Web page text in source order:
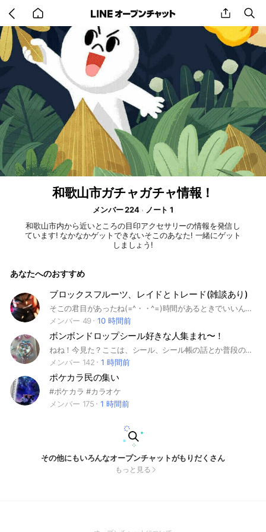
back
to
home
share
和歌山市ガチャガチャ情報！
メンバー 224
ノート 1
和歌山市内から近いところの目印アクセサリーの情報を発信し
ています! なかなかゲットできないそこのあなた! 一緒にゲット
しましょう!
あなたへのおすすめ
ブロックスフルーツ、レイドとトレード(雑談あり)
そこの君目があったね(=^・・^=)時間があるときでいいんだ、ぜひ見ていってくれないか、、、 まあ あまり面白くなさそうだなと思ったのなら遠慮せず違うグループ二でも行ってくれ あと言い忘れていたがここのオプチャは敬語は使わなくていいぞもちろん主のこともいじってもいいんだぜ さてここのオプチャは名前の通りトレードやノーマルレイドを中心とした活動が元になっているんだ…まあ それだけさ 次にルール説明だ ルールは下に書いておく ____________________________________ ルールその1 他人の嫌がる言葉を言わない つまりは下ネタを言い続けたりあとー暴言を言い続ける行為が主に入るから期おつけてくれよな ルールその2 足抜けをしない まあ…みんなしってるよな万が一のことに備えて一応説明しておこう足抜けは名の通り入ってすぐ抜ける一種の荒しだ(ただ理由があるなら話は別だ) ルールその3 人のことを長い期間いじめ続ける 絶対にないと信じたいのだがやめてくれよ〜一応BANの対象になっているからな ルールその4 荒をしない 荒系は基本的にBANだから気を付けてくれ ｰｰｰｰｰｰｰｰｰｰｰｰｰｰｰｰｰｰｰｰｰｰｰｰｰｰｰｰｰｰｰｰ 以上が基本的なルールだ ここで終わる前に一応主の紹介だけしておこう ここで主こと紹介したいと思うそれとここではトゲマルじゃなくて主と呼ばせていただくな主はスマホ勢のクソ雑魚ナメクジ陰キャなもんでめったに喋らないことが多々あるんだだからみんなには暖かい目で見守ってくれ さてやっとラストだここまで見ている君すっ飛ばしてきたのかいそれともしっかりと読んできてくれたのかいまあどちらでもいいんだけどね主は今こっちのブロフルのオプチャだけでなくキンレガのオプチャもあるから出来れば入ってほしい頼む さてこれにて主の長話は終わりだ朝か昼か夜かわからんが良い一日を過ごしてくれ #ブロフル #ゲーム #ブロックスフルーツ #ロブロックス
メンバー 49
10 時間前
ボンボンドロップシール好きな人集まれ〜！
ねね！今見た？ここは、シール、シール帳の話とか普段の話、何でもできるオプチャだよー！このオプチャのメンバーも、君のこと待ってるよ〜 楽しく話そうね！
メンバー 142
1 時間前
ポケカラ民の集い
#ポケカラ #カラオケ
メンバー 175
1 時間前
その他にもいろんなオープンチャットがもりだくさん
もっと見る